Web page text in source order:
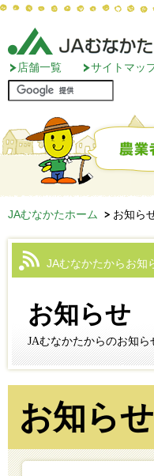
店舗一覧 サイトマッ
JAむなかたホーム お知ら
JAむなかたからお知
お知らせ
JAむなかたからのお知ら
お知らせ